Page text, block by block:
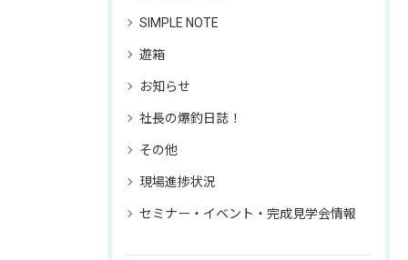
SIMPLE NOTE
遊箱
お知らせ
社長の爆釣日誌！
その他
現場進捗状況
セミナー・イベント・完成見学会情報